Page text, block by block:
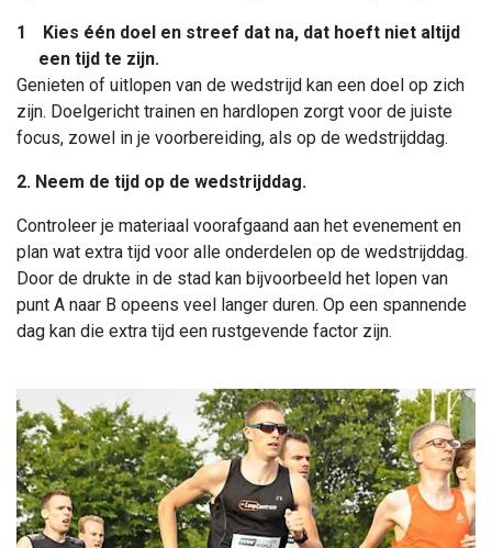
Kies één doel en streef dat na, dat hoeft niet altijd
een tijd te zijn.
Genieten of uitlopen van de wedstrijd kan een doel op zich
zijn. Doelgericht trainen en hardlopen zorgt voor de juiste
focus, zowel in je voorbereiding, als op de wedstrijddag.
2. Neem de tijd op de wedstrijddag.
Controleer je materiaal voorafgaand aan het evenement en
plan wat extra tijd voor alle onderdelen op de wedstrijddag.
Door de drukte in de stad kan bijvoorbeeld het lopen van
punt A naar B opeens veel langer duren. Op een spannende
dag kan die extra tijd een rustgevende factor zijn.